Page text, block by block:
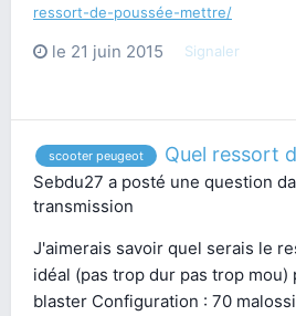
ressort-de-poussée-mettre/
le 21 juin 2015 Signaler
scooter peugeot Quel ressort
Sebdu27 a posté une question
transmission
J'aimerais savoir quel serais le
idéal (pas trop dur pas trop mou)
blaster Configuration : 70